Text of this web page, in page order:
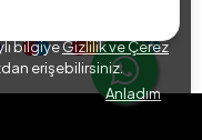
bilgiyeGizlilik ve Çerez
erişebilirsiniz.
Anladım